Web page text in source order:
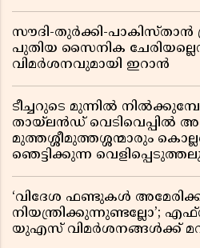
സൗദി-തുർക്കി-പാകിസ്താൻ
പുതിയ സൈനിക
വിമർശനവുമായി ഇറാൻ
ടീച്ചറുടെ മുന്നിൽ
തായ്‌ലൻഡ് വെടിവെപ്പിൽ
മുത്തശ്ശീമുത്തശ്ശന്മാരും
ഞെട്ടിക്കുന്ന
‘വിദേശ ഫണ്ടുകൾ
നിയന്ത്രിക്കുന്നുണ്ടല്ലോ’;
യുഎസ് വിമർശനങ്ങൾക്ക്